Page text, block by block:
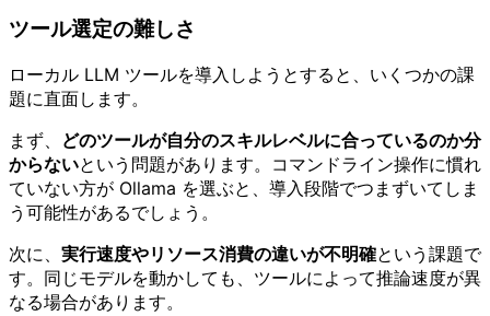
ツール選定の難しさ
ローカル LLM ツールを導入しようとすると、いくつかの課
題に直面します。
まず、 どのツールが自分のスキルレベルに合っているのか分
からないという問題があります。コマンドライン操作に慣れ
ていない方が Ollama を選ぶと、導入段階でつまずいてしま
う可能性があるでしょう。
次に、 実行速度やリソース消費の違いが不明確という課題で
す。同じモデルを動かしても、ツールによって推論速度が異
なる場合があります。